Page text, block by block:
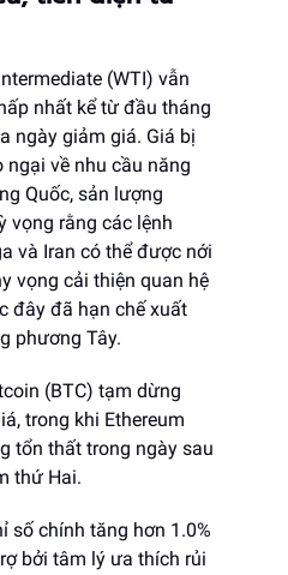
(WTI) vẫn
nhất kể từ đầu tháng
ngày giảm giá. Giá bị
về nhu cầu năng
Quốc, sản lượng
vọng rằng các lệnh
và Iran có thể được nới
vọng cải thiện quan hệ
đây đã hạn chế xuất
phương Tây.
(BTC) tạm dừng
trong khi Ethereum
tổn thất trong ngày sau
thứ Hai.
số chính tăng hơn 1.0%
bởi tâm lý ưa thích rủi